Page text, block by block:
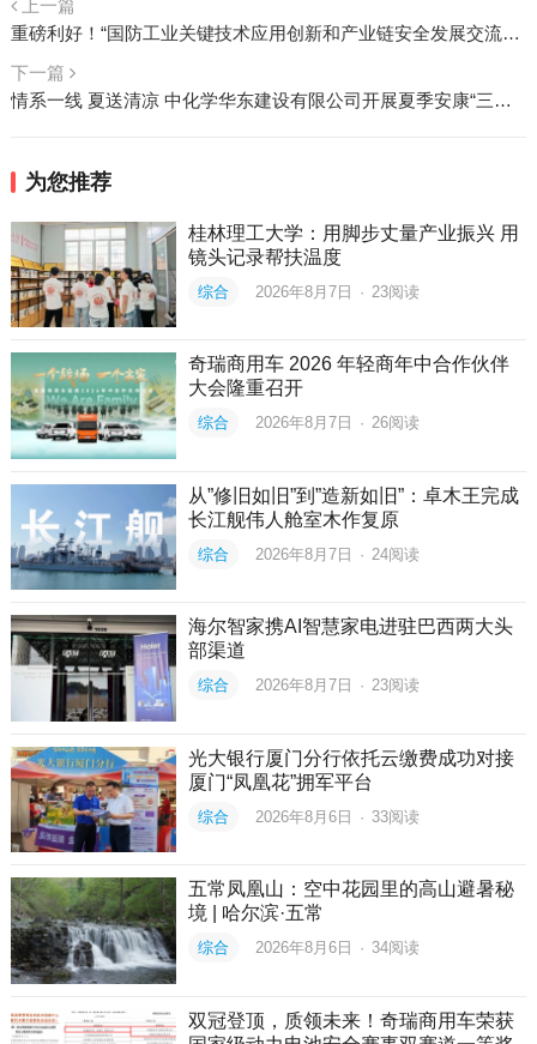
上一篇
重磅利好！“国防工业关键技术应用创新和产业链安全发展交流研讨会“来上海啦！
下一篇
情系一线 夏送清凉 中化学华东建设有限公司开展夏季安康“三送”活动
为您推荐
桂林理工大学：用脚步丈量产业振兴 用
镜头记录帮扶温度
综合 2026年8月7日 · 23阅读
奇瑞商用车 2026 年轻商年中合作伙伴
大会隆重召开
综合 2026年8月7日 · 26阅读
从”修旧如旧”到”造新如旧”：卓木王完成
长江舰伟人舱室木作复原
综合 2026年8月7日 · 24阅读
海尔智家携AI智慧家电进驻巴西两大头
部渠道
综合 2026年8月7日 · 23阅读
光大银行厦门分行依托云缴费成功对接
厦门“凤凰花”拥军平台
综合 2026年8月6日 · 33阅读
五常凤凰山：空中花园里的高山避暑秘
境 | 哈尔滨·五常
综合 2026年8月6日 · 34阅读
双冠登顶，质领未来！奇瑞商用车荣获